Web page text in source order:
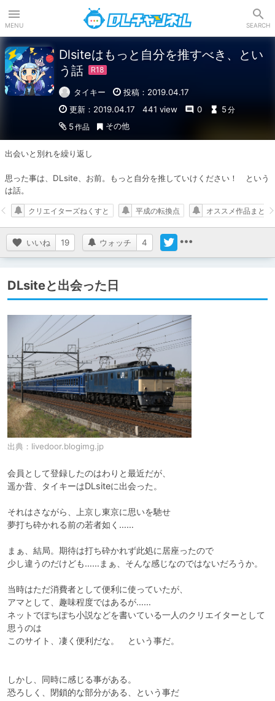
MENU SEARCH
Dlsiteはもっと自分を推すべき、とい
う話
タイキー
投稿：2019.04.17
更新：2019.04.17
441 view 0 5分
5作品 その他
出会いと別れを繰り返し
思った事は、DLsite、お前。もっと自分を推していけください！　という
は話。
いいね 19 ウォッチ 4
クリエイターズねくすと 平成の転換点 オススメ作品まとめ
DLsiteと出会った日
出典： livedoor.blogimg.jp
会員として登録したのはわりと最近だが、
遥か昔、タイキーはDLsiteに出会った。
それはさながら、上京し東京に思いを馳せ
夢打ち砕かれる前の若者如く……
まぁ、結局。期待は打ち砕かれず此処に居座ったので
少し違うのだけども……まぁ、そんな感じなのではないだろうか。
当時はただ消費者として便利に使っていたが、
アマとして、趣味程度ではあるが……
ネットでぽちぽち小説などを書いている一人のクリエイターとして
思うのは
このサイト、凄く便利だな。　という事だ。
しかし、同時に感じる事がある。
恐ろしく、閉鎖的な部分がある、という事だ